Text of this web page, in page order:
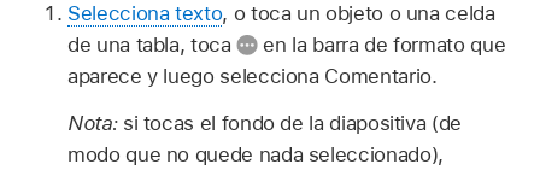
Selecciona texto, o toca un objeto o una celda
de una tabla, toca
en la barra de formato que
aparece y luego selecciona Comentario.
Nota: si tocas el fondo de la diapositiva (de
modo que no quede nada seleccionado),